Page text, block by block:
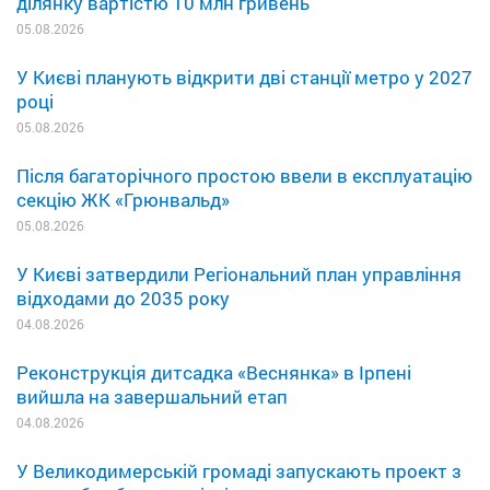
05.08.2026
У Києві планують відкрити дві станції метро у 2027
році
05.08.2026
Після багаторічного простою ввели в експлуатацію
секцію ЖК «Грюнвальд»
05.08.2026
У Києві затвердили Регіональний план управління
відходами до 2035 року
04.08.2026
Реконструкція дитсадка «Веснянка» в Ірпені
вийшла на завершальний етап
04.08.2026
У Великодимерській громаді запускають проект з